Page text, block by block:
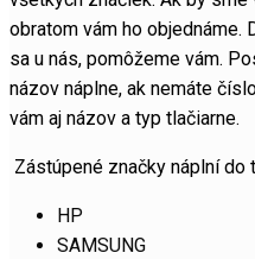
obratom vám ho objednáme.
sa u nás, pomôžeme vám.
názov náplne, ak nemáte
vám aj názov a typ tlačiarne.
Zástúpené značky náplní do
HP
SAMSUNG